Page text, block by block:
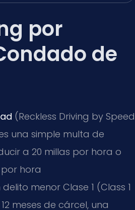
por
de
(Reckless Driving by Speed
una simple multa de
a 20 millas por hora o
hora
delito menor Clase 1 (Class 1
meses de cárcel, una